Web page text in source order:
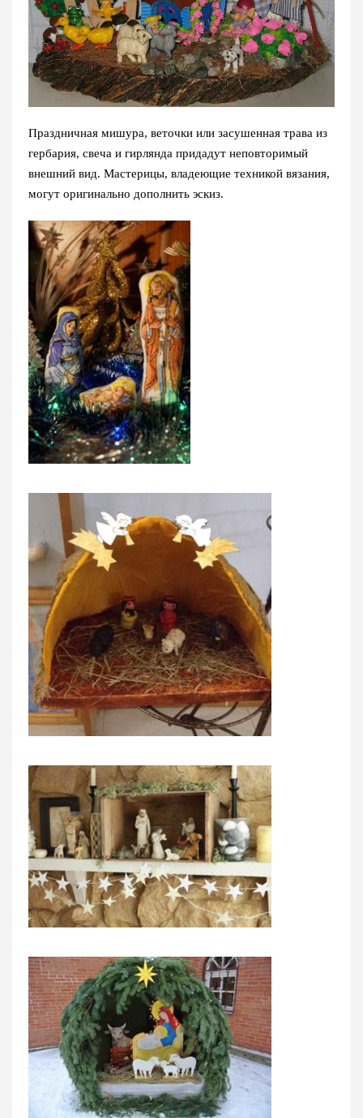
Праздничная мишура, веточки или засушенная трава из
гербария, свеча и гирлянда придадут неповторимый
внешний вид. Мастерицы, владеющие техникой вязания,
могут оригинально дополнить эскиз.